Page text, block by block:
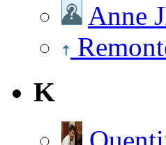
Anne
K